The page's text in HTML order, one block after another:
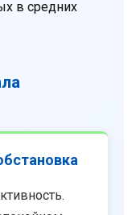
в средних